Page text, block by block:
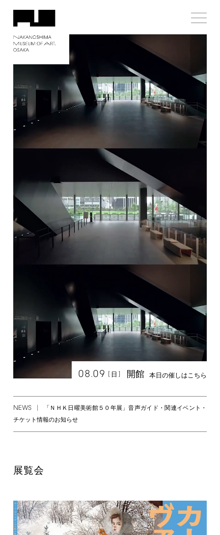
08.09 [ 日 ] 開館 本日の催しはこちら
NEWS
「ＮＨＫ日曜美術館５０年展」音声ガイド・関連イベント・
チケット情報のお知らせ
展覧会